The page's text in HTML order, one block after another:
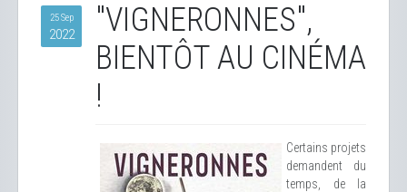
25 Sep
2022
"VIGNERONNES",
BIENTÔT AU CINÉMA
!
Certains projets
demandent du
temps, de la